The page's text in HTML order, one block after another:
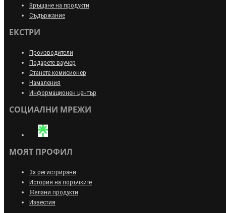
Връщане на продукти
Съдържание
ЕКСТРИ
Производители
Подарете ваучер
Станете комисионер
Намаления
Информационен център
СОЦИАЛНИ МРЕЖИ
МОЯТ ПРОФИЛ
За регистрирани
История на поръчките
Желани продукти
Известия